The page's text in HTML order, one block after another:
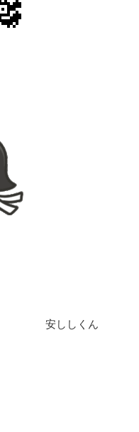
安ししくん